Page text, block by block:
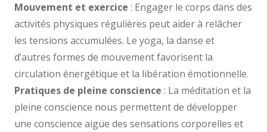
Mouvement et exercice : Engager le corps dans des
activités physiques régulières peut aider à relâcher
les tensions accumulées. Le yoga, la danse et
d’autres formes de mouvement favorisent la
circulation énergétique et la libération émotionnelle.
Pratiques de pleine conscience : La méditation et la
pleine conscience nous permettent de développer
une conscience aigüe des sensations corporelles et